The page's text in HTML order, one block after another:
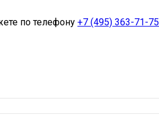
по телефону +7 (495) 363-71-75